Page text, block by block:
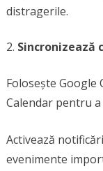
distragerile.
Sincronizează
Folosește
Calendar pentru
Activează
evenimente